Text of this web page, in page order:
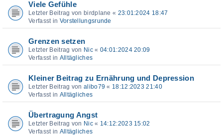
Viele Gefühle
Letzter Beitrag von birdplane « 23:01:2024 18:47
Verfasst in Vorstellungsrunde
Grenzen setzen
Letzter Beitrag von Nic« 04:01:2024 20:09
Verfasst in Alltägliches
Kleiner Beitrag zu Ernährung und Depression
Letzter Beitrag von alibo79 « 18:12:2023 21:40
Verfasst in Alltägliches
Übertragung Angst
Letzter Beitrag von Nic« 14:12:2023 15:02
Verfasst in Alltägliches